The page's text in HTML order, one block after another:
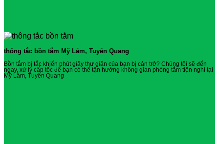
thông tắc bồn tắm Mỹ Lâm, Tuyên Quang
Bồn tắm bị tắc khiến phút giây thư giãn của bạn bị cản trở? Chúng tôi sẽ đến
ngay, xử lý cấp tốc để bạn có thể tận hưởng không gian phòng tắm tiện nghi tại
Mỹ Lâm, Tuyên Quang